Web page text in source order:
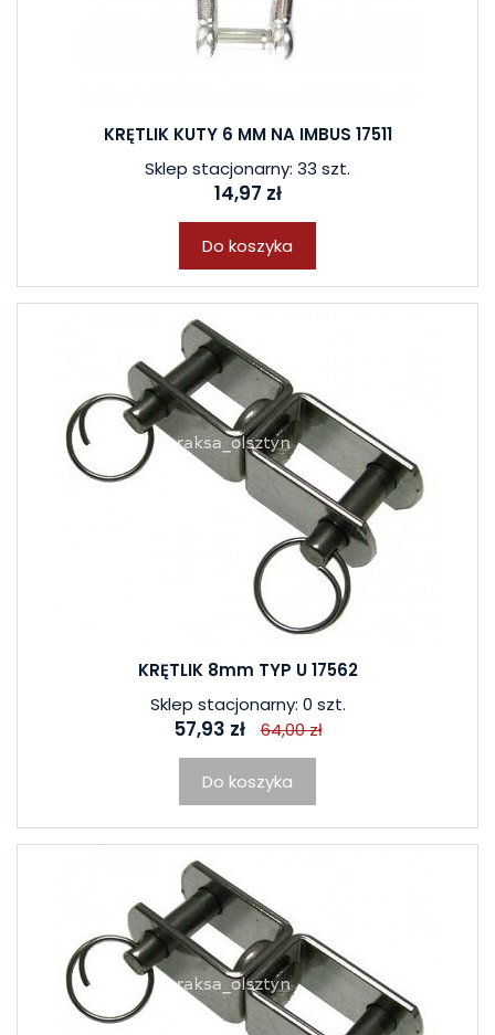
KRĘTLIK KUTY 6 MM NA IMBUS 17511
Sklep stacjonarny: 33 szt.
14,97 zł
Do koszyka
KRĘTLIK 8mm TYP U 17562
Sklep stacjonarny: 0 szt.
57,93 zł 64,00 zł
Do koszyka